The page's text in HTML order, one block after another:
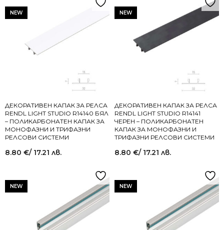
NEW
ДЕКОРАТИВЕН КАПАК ЗА РЕЛСА
RENDL LIGHT STUDIO R14140 БЯЛ
– ПОЛИКАРБОНАТЕН КАПАК ЗА
МОНОФАЗНИ И ТРИФАЗНИ
РЕЛСОВИ СИСТЕМИ
8.80 €/ 17.21 лв.
NEW
ДЕКОРАТИВЕН КАПАК ЗА РЕЛСА
RENDL LIGHT STUDIO R14141
ЧЕРЕН – ПОЛИКАРБОНАТЕН
КАПАК ЗА МОНОФАЗНИ И
ТРИФАЗНИ РЕЛСОВИ СИСТЕМИ
8.80 €/ 17.21 лв.
NEW NEW